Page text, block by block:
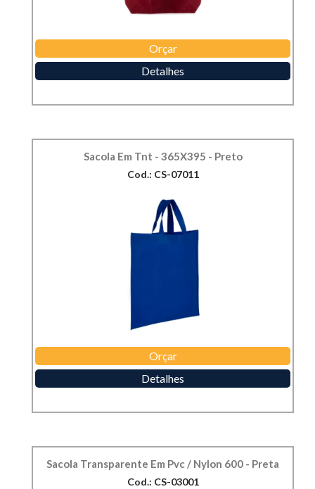
Orçar
Detalhes
Sacola Em Tnt - 365X395 - Preto
Cod.: CS-07011
Orçar
Detalhes
Sacola Transparente Em Pvc / Nylon 600 - Preta
Cod.: CS-03001